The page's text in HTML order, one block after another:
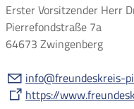
Erster Vorsitzender Herr
Pierrefondstraße 7a
64673 Zwingenberg
nf
fr nd skr s-p
https://